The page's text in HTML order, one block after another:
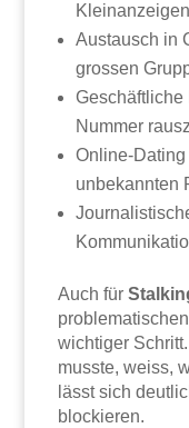
Austausch in
grossen
Geschäftliche
Nummer
Online-
unbekannten
Auch für
wichtiger
musste, weiss,
lässt sich
blockieren.